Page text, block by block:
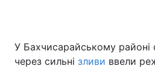
Головна
У Бахчисарайському
через сильні зливи ввели